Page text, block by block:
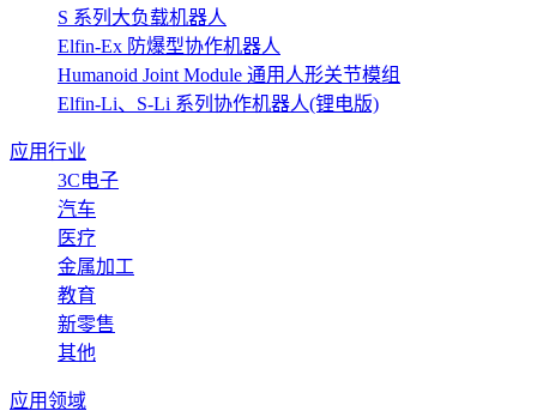
S 系列大负载机器人
Elfin-Ex 防爆型协作机器人
Humanoid Joint Module 通用人形关节模组
Elfin-Li、S-Li 系列协作机器人(锂电版)
应用行业
3C电子
汽车
医疗
金属加工
教育
新零售
其他
应用领域